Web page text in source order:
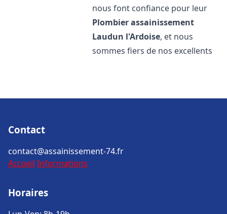
nous font confiance pour leur
Plombier assainissement
Laudun l'Ardoise, et nous
sommes fiers de nos excellents
Contact
contact@assainissement-74.fr
Accueil Informations
Horaires